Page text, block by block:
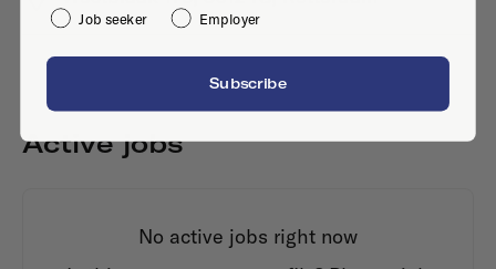
Active jobs
No active jobs right now
Job seeker
Employer
Subscribe